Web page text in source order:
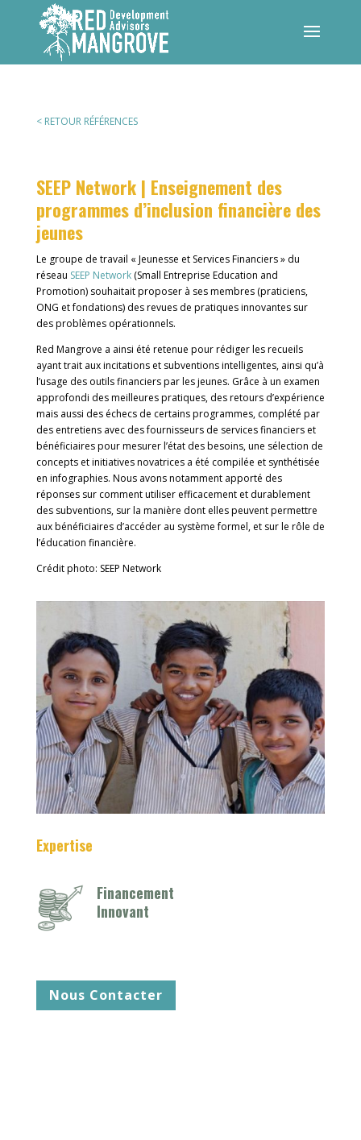
< RETOUR RÉFÉRENCES
SEEP Network | Enseignement des
programmes d’inclusion financière des
jeunes
Le groupe de travail « Jeunesse et Services Financiers » du
réseau SEEP Network(Small Entreprise Education and
Promotion) souhaitait proposer à ses membres (praticiens,
ONG et fondations) des revues de pratiques innovantes sur
des problèmes opérationnels.
Red Mangrove a ainsi été retenue pour rédiger les recueils
ayant trait aux incitations et subventions intelligentes, ainsi qu’à
l’usage des outils financiers par les jeunes. Grâce à un examen
approfondi des meilleures pratiques, des retours d’expérience
mais aussi des échecs de certains programmes, complété par
des entretiens avec des fournisseurs de services financiers et
bénéficiaires pour mesurer l’état des besoins, une sélection de
concepts et initiatives novatrices a été compilée et synthétisée
en infographies. Nous avons notamment apporté des
réponses sur comment utiliser efficacement et durablement
des subventions, sur la manière dont elles peuvent permettre
aux bénéficiaires d’accéder au système formel, et sur le rôle de
l’éducation financière.
Crédit photo: SEEP Network
Expertise
Financement
Innovant
Nous Contacter